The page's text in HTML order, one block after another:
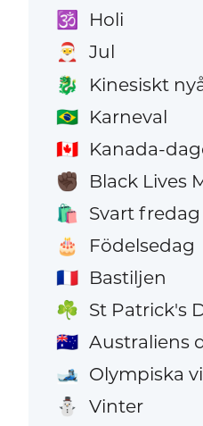
🕉️ Holi
🎅 Jul
🐉 Kinesiskt
🇧🇷 Karneval
🇨🇦 Kanada-
✊🏿 Black Lives
🛍️ Svart fredag
🎂 Födelsedag
🇫🇷 Bastiljen
☘️ St Patrick's
🇦🇺 Australiens
🎿 Olympiska
⛄ Vinter